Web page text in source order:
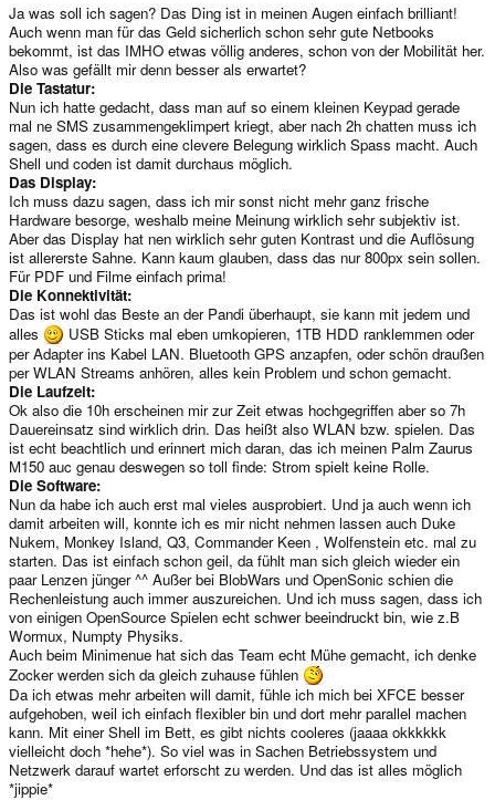
Ja was soll ich sagen? Das Ding ist in meinen Augen einfach brilliant!
Auch wenn man für das Geld sicherlich schon sehr gute Netbooks
bekommt, ist das IMHO etwas völlig anderes, schon von der Mobilität her.
Also was gefällt mir denn besser als erwartet?
Die Tastatur:
Nun ich hatte gedacht, dass man auf so einem kleinen Keypad gerade
mal ne SMS zusammengeklimpert kriegt, aber nach 2h chatten muss ich
sagen, dass es durch eine clevere Belegung wirklich Spass macht. Auch
Shell und coden ist damit durchaus möglich.
Das Display:
Ich muss dazu sagen, dass ich mir sonst nicht mehr ganz frische
Hardware besorge, weshalb meine Meinung wirklich sehr subjektiv ist.
Aber das Display hat nen wirklich sehr guten Kontrast und die Auflösung
ist allererste Sahne. Kann kaum glauben, dass das nur 800px sein sollen.
Für PDF und Filme einfach prima!
Die Konnektivität:
Das ist wohl das Beste an der Pandi überhaupt, sie kann mit jedem und
alles
USB Sticks mal eben umkopieren, 1TB HDD ranklemmen oder
per Adapter ins Kabel LAN. Bluetooth GPS anzapfen, oder schön draußen
per WLAN Streams anhören, alles kein Problem und schon gemacht.
Die Laufzeit:
Ok also die 10h erscheinen mir zur Zeit etwas hochgegriffen aber so 7h
Dauereinsatz sind wirklich drin. Das heißt also WLAN bzw. spielen. Das
ist echt beachtlich und erinnert mich daran, das ich meinen Palm Zaurus
M150 auc genau deswegen so toll finde: Strom spielt keine Rolle.
Die Software:
Nun da habe ich auch erst mal vieles ausprobiert. Und ja auch wenn ich
damit arbeiten will, konnte ich es mir nicht nehmen lassen auch Duke
Nukem, Monkey Island, Q3, Commander Keen , Wolfenstein etc. mal zu
starten. Das ist einfach schon geil, da fühlt man sich gleich wieder ein
paar Lenzen jünger ^^ Außer bei BlobWars und OpenSonic schien die
Rechenleistung auch immer auszureichen. Und ich muss sagen, dass ich
von einigen OpenSource Spielen echt schwer beeindruckt bin, wie z.B
Wormux, Numpty Physiks.
Auch beim Minimenue hat sich das Team echt Mühe gemacht, ich denke
Zocker werden sich da gleich zuhause fühlen
Da ich etwas mehr arbeiten will damit, fühle ich mich bei XFCE besser
aufgehoben, weil ich einfach flexibler bin und dort mehr parallel machen
kann. Mit einer Shell im Bett, es gibt nichts cooleres (jaaaa okkkkkk
vielleicht doch *hehe*). So viel was in Sachen Betriebssystem und
Netzwerk darauf wartet erforscht zu werden. Und das ist alles möglich
*jippie*